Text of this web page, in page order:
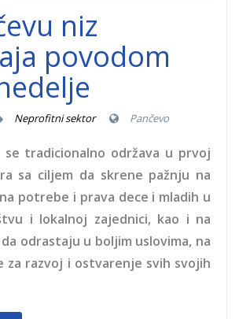
niz
povodom
Neprofitni sektor Pančevo
se tradicionalno održava u prvoj
sa ciljem da skrene pažnju na
potrebe i prava dece i mladih u
i lokalnoj zajednici, kao i na
odrastaju u boljim uslovima, na
za razvoj i ostvarenje svih svojih